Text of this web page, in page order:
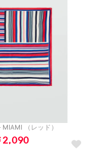
（レッド）
2,090